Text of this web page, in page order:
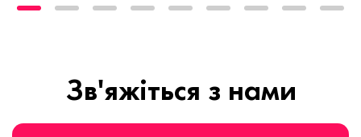
Зв'яжіться з нами